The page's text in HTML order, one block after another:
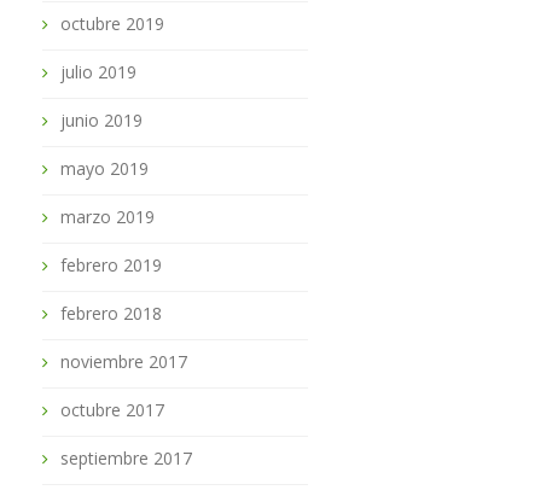
octubre 2019
julio 2019
junio 2019
mayo 2019
marzo 2019
febrero 2019
febrero 2018
noviembre 2017
octubre 2017
septiembre 2017